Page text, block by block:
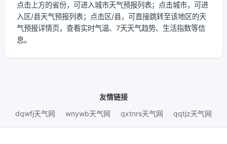
点击上方的省份，可进入城市天气预报列表；点击城市，可进
入区/县天气预报列表；点击区/县，可直接跳转至该地区的天
气预报详情页，查看实时气温、7天天气趋势、生活指数等信
息。
友情链接
dqwfj天气网
wnywb天气网 qxtnrs天气网 qqtjz天气网